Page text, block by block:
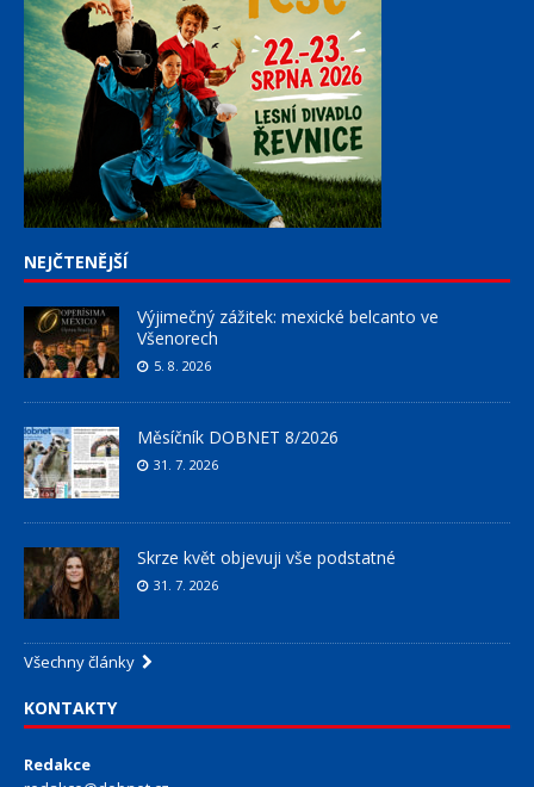
NEJČTENĚJŠÍ
Výjimečný zážitek: mexické belcanto ve
Všenorech
5. 8. 2026
Měsíčník DOBNET 8/2026
31. 7. 2026
Skrze květ objevuji vše podstatné
31. 7. 2026
Všechny články
KONTAKTY
Redakce